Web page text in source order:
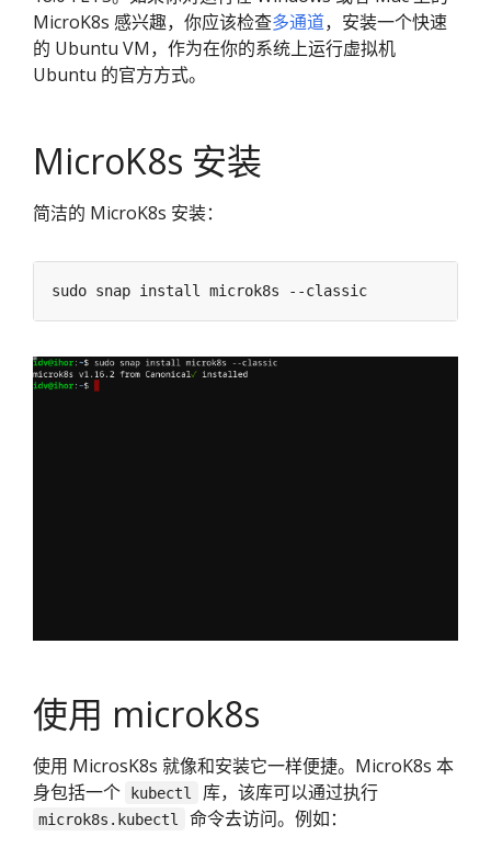
MicroK8s 感兴趣，你应该检查多通道，安装一个快速
的 Ubuntu VM，作为在你的系统上运行虚拟机
Ubuntu 的官方方式。
MicroK8s 安装
简洁的 MicroK8s 安装：
使用 microk8s
使用 MicrosK8s 就像和安装它一样便捷。MicroK8s 本
身包括一个
kubectl 库，该库可以通过执行
microk8s.kubectl 命令去访问。例如：